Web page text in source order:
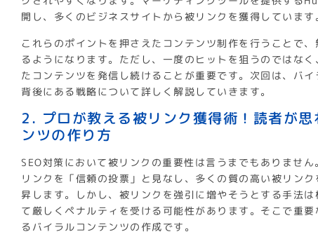
開し、多くのビジネスサイトから被リンクを獲得しています
これらのポイントを押さえたコンテンツ制作を行うことで
るようになります。ただし、一度のヒットを狙うのではな
たコンテンツを発信し続けることが重要です。次回は、バ
背後にある戦略について詳しく解説していきます。
2. プロが教える被リンク獲得術！読者が
ンツの作り方
SEO対策において被リンクの重要性は言うまでもありませ
リンクを「信頼の投票」と見なし、多くの質の高い被リン
昇します。しかし、被リンクを強引に増やそうとする手法
て厳しくペナルティを受ける可能性があります。そこで重
るバイラルコンテンツの作成です。